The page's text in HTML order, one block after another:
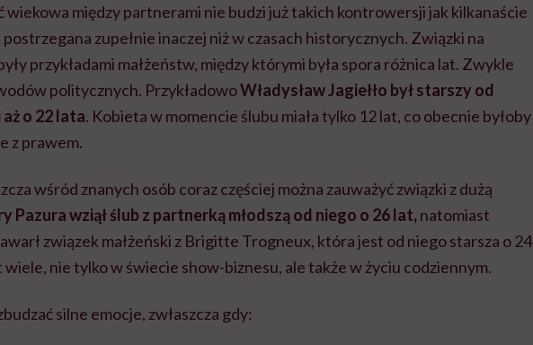
wiekowa między partnerami nie budzi już takich kontrowersji jak kilkanaście
zupełnie inaczej niż w czasach historycznych. Związki na
przykładami małżeństw, między którymi była spora różnica lat. Zwykle
politycznych. PrzykładowoWładysław Jagiełło był starszy od
o 22 lata. Kobieta w momencie ślubu miała tylko 12 lat, co obecnie byłoby
z prawem.
wśród znanych osób coraz częściej można zauważyć związki z dużą
Pazura wziął ślub z partnerką młodszą od niego o 26 lat, natomiast
związek małżeński z Brigitte Trogneux, która jest od niego starsza o 24
wiele, nie tylko w świecie show-biznesu, ale także w życiu codziennym.
silne emocje, zwłaszcza gdy: